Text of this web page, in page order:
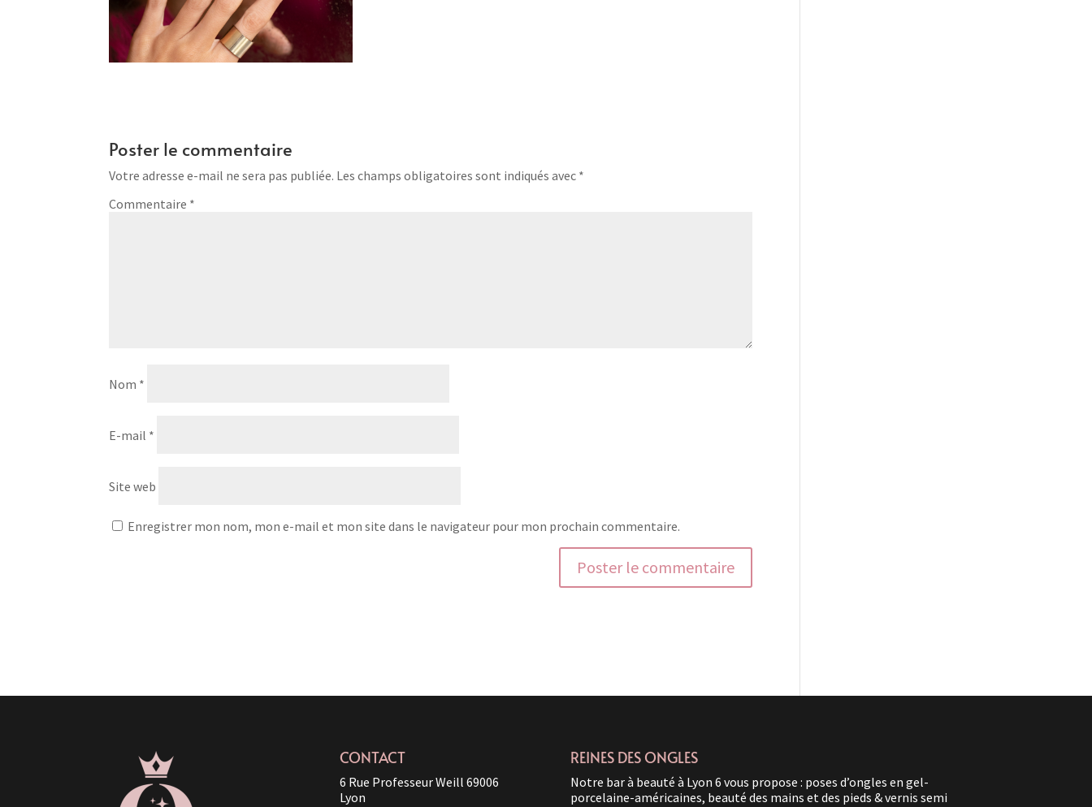
Poster le commentaire
Votre adresse e-mail ne sera pas publiée. Les champs obligatoires sont indiqués avec *
Commentaire *
Nom *
E-mail *
Site web
Enregistrer mon nom, mon e-mail et mon site dans le navigateur pour mon prochain commentaire.
CONTACT
6 Rue Professeur Weill 69006
Lyon
REINES DES ONGLES
Notre bar à beauté à Lyon 6 vous propose : poses d’ongles en gel-
porcelaine-américaines, beauté des mains et des pieds & vernis semi